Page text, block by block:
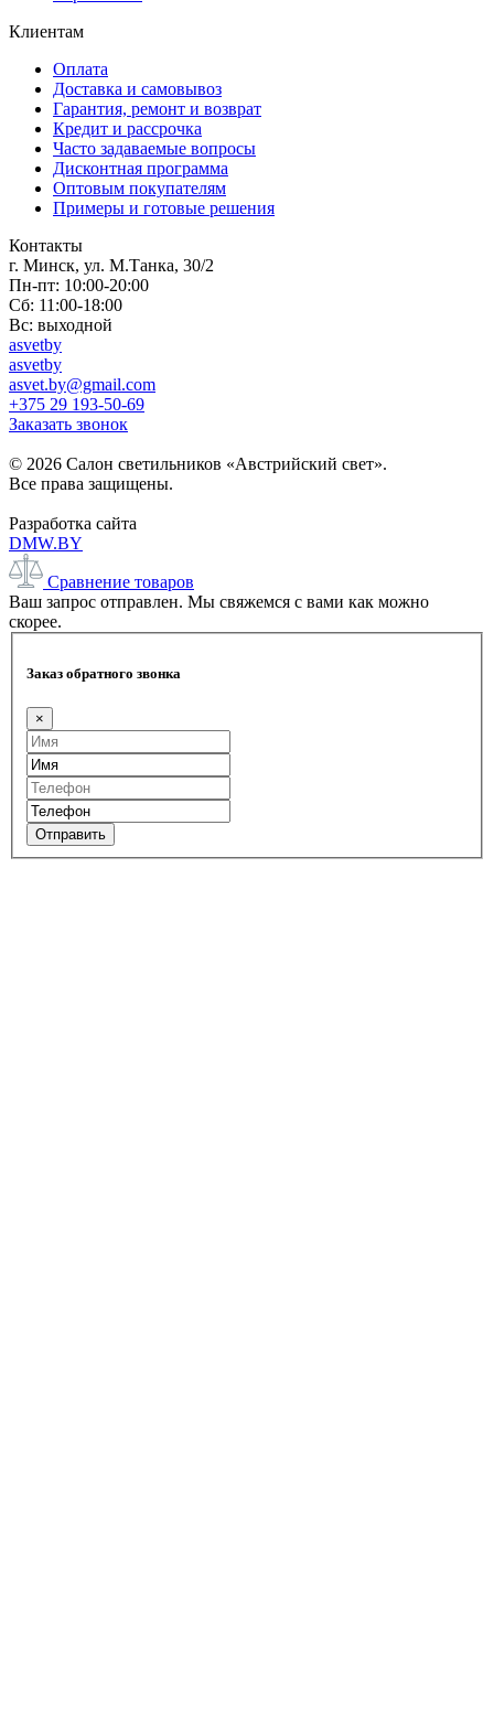
Клиентам
Оплата
Доставка и самовывоз
Гарантия, ремонт и возврат
Кредит и рассрочка
Часто задаваемые вопросы
Дисконтная программа
Оптовым покупателям
Примеры и готовые решения
Контакты
г. Минск, ул. М.Танка, 30/2
Пн-пт: 10:00-20:00
Сб: 11:00-18:00
Вс: выходной
asvetby
asvetby
asvet.by@gmail.com
+375 29 193-50-69
Заказать звонок
© 2026 Салон светильников «Австрийский свет».
Все права защищены.
Разработка сайта
DMW.BY
Сравнение товаров
Ваш запрос отправлен. Мы свяжемся с вами как можно
скорее.
Заказ обратного звонка
×
Отправить